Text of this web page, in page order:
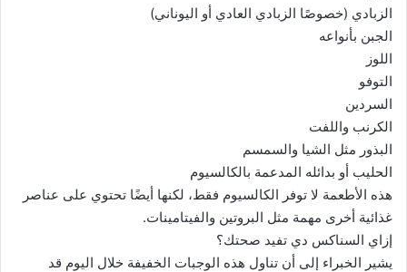
الزبادي (خصوصًا الزبادي العادي أو اليوناني)
الجبن بأنواعه
اللوز
التوفو
السردين
الكرنب واللفت
البذور مثل الشيا والسمسم
الحليب أو بدائله المدعمة بالكالسيوم
هذه الأطعمة لا توفر الكالسيوم فقط، لكنها أيضًا تحتوي على عناصر
غذائية أخرى مهمة مثل البروتين والفيتامينات.
إزاي السناكس دي تفيد صحتك؟
يشير الخبراء إلى أن تناول هذه الوجبات الخفيفة خلال اليوم قد